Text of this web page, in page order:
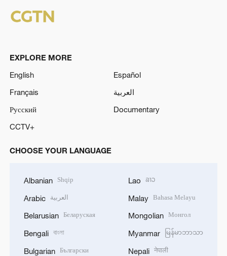
EXPLORE MORE
English
Español
Français
العربية
Русский
Documentary
CCTV+
CHOOSE YOUR LANGUAGE
Albanian Shqip
Arabic العربية
Belarusian Беларуская
Bengali বাংলা
Bulgarian Български
Lao ລາວ
Malay Bahasa Melayu
Mongolian Монгол
Myanmar မြန်မာဘာသာ
Nepali नेपाली